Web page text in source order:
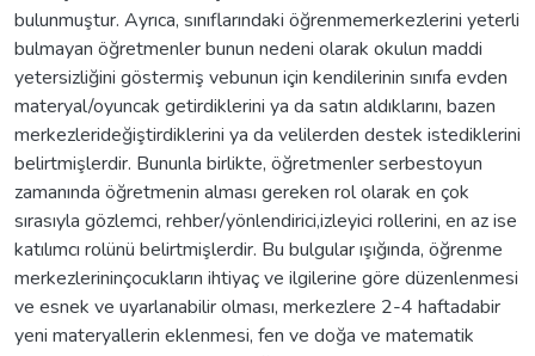
bulunmuştur. Ayrıca, sınıflarındaki öğrenmemerkezlerini yeterli
bulmayan öğretmenler bunun nedeni olarak okulun maddi
yetersizliğini göstermiş vebunun için kendilerinin sınıfa evden
materyal/oyuncak getirdiklerini ya da satın aldıklarını, bazen
merkezlerideğiştirdiklerini ya da velilerden destek istediklerini
belirtmişlerdir. Bununla birlikte, öğretmenler serbestoyun
zamanında öğretmenin alması gereken rol olarak en çok
sırasıyla gözlemci, rehber/yönlendirici,izleyici rollerini, en az ise
katılımcı rolünü belirtmişlerdir. Bu bulgular ışığında, öğrenme
merkezlerininçocukların ihtiyaç ve ilgilerine göre düzenlenmesi
ve esnek ve uyarlanabilir olması, merkezlere 2-4 haftadabir
yeni materyallerin eklenmesi, fen ve doğa ve matematik